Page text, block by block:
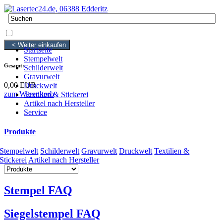
< Weiter einkaufen
Gesamt:
0,00 EUR
zum Warenkorb
Startseite
Stempelwelt
Schilderwelt
Gravurwelt
Druckwelt
Textilien & Stickerei
Artikel nach Hersteller
Service
Produkte
Stempelwelt Schilderwelt Gravurwelt Druckwelt Textilien &
Stickerei Artikel nach Hersteller
Stempel FAQ
Siegelstempel FAQ